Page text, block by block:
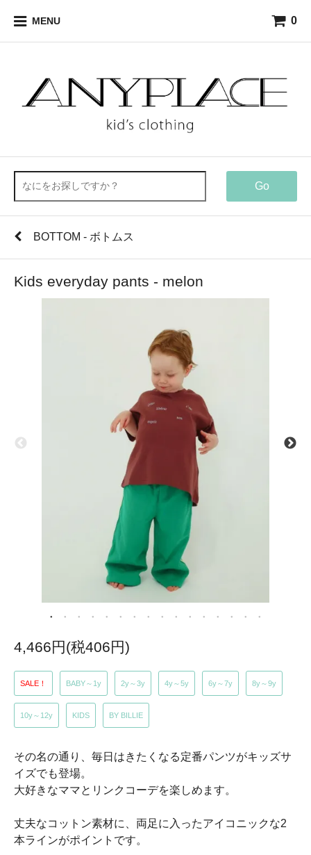
MENU 0
Go
BOTTOM - ボトムス
Kids everyday pants - melon
4,466円(税406円)
SALE！ BABY～1y 2y～3y 4y～5y 6y～7y 8y～9y
10y～12y KIDS BY BILLIE
その名の通り、毎日はきたくなる定番パンツがキッズサ
イズでも登場。
大好きなママとリンクコーデを楽しめます。
丈夫なコットン素材に、両足に入ったアイコニックな2
本ラインがポイントです。